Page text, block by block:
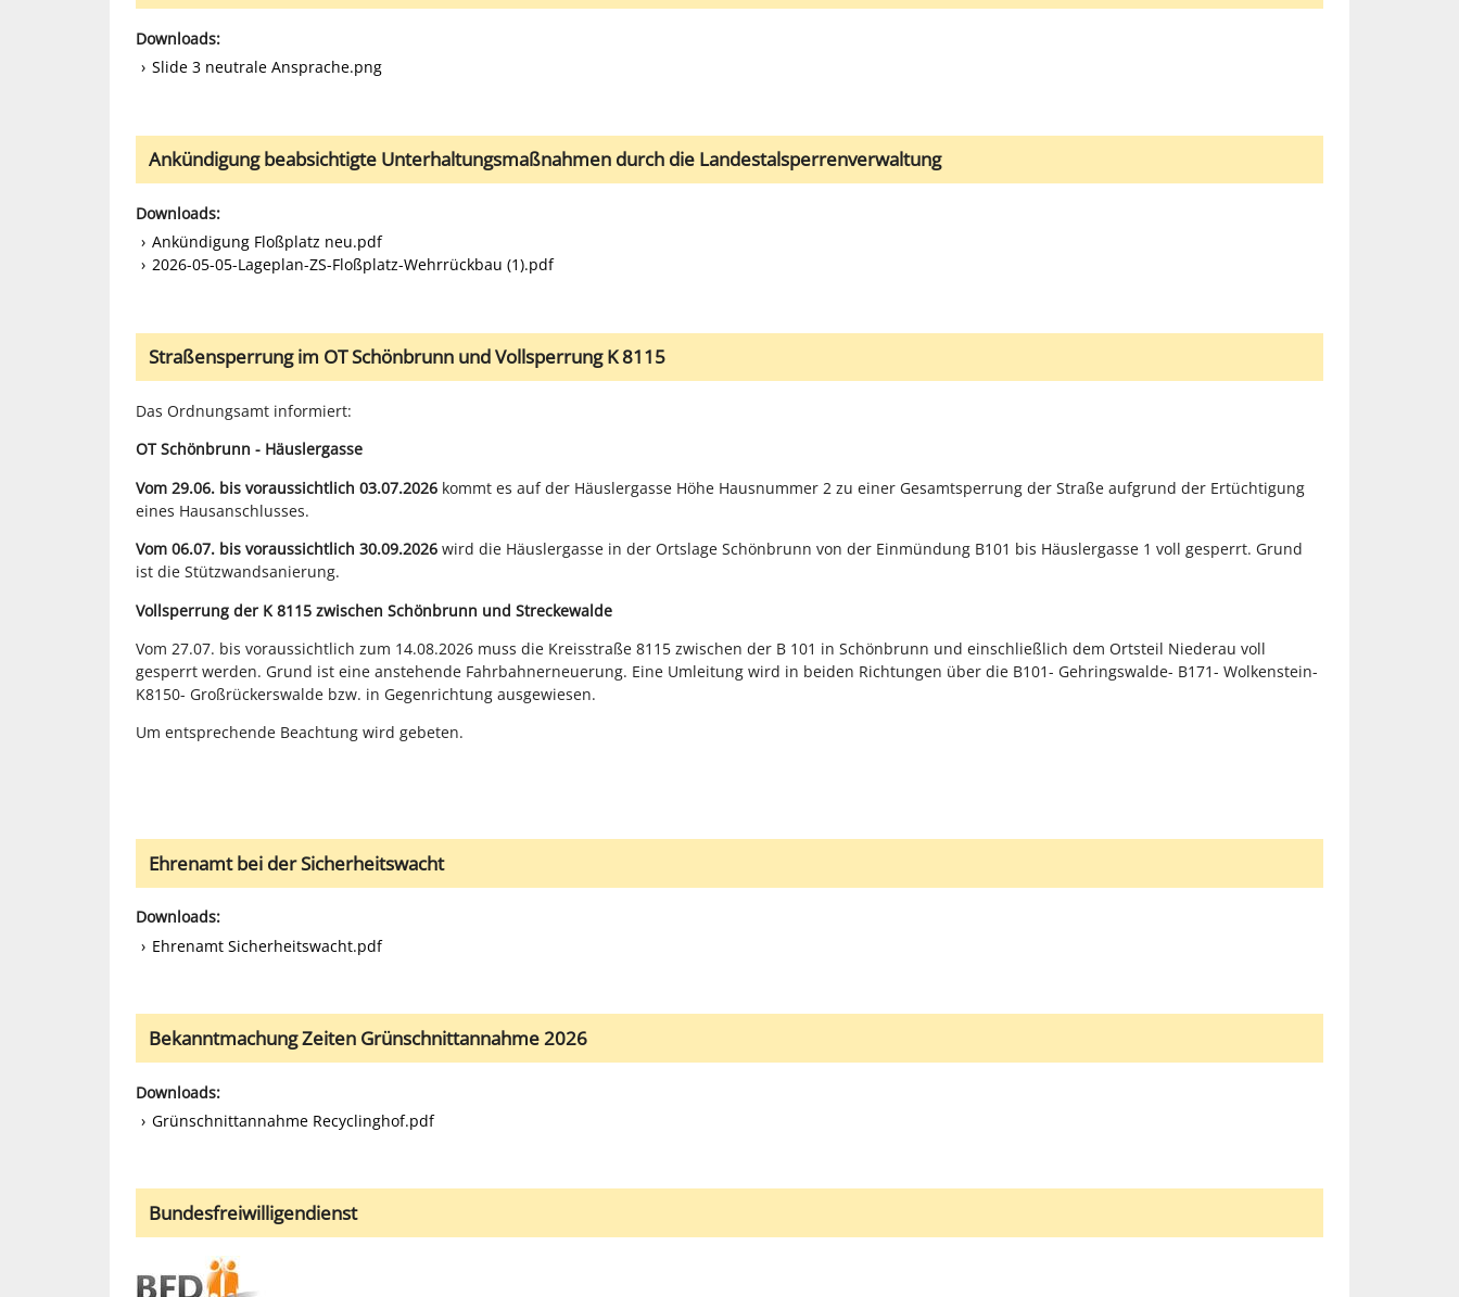
Downloads:
Slide 3 neutrale Ansprache.png
Ankündigung beabsichtigte Unterhaltungsmaßnahmen durch die Landestalsperrenverwaltung
Downloads:
Ankündigung Floßplatz neu.pdf
2026-05-05-Lageplan-ZS-Floßplatz-Wehrrückbau (1).pdf
Straßensperrung im OT Schönbrunn und Vollsperrung K 8115
Das Ordnungsamt informiert:
OT Schönbrunn - Häuslergasse
Vom 29.06. bis voraussichtlich 03.07.2026kommt es auf der Häuslergasse Höhe Hausnummer 2 zu einer Gesamtsperrung der Straße aufgrund der Ertüchtigung
eines Hausanschlusses.
Vom 06.07. bis voraussichtlich 30.09.2026 wird die Häuslergasse in der Ortslage Schönbrunn von der Einmündung B101 bis Häuslergasse 1 voll gesperrt. Grund
ist die Stützwandsanierung.
Vollsperrung der K 8115 zwischen Schönbrunn und Streckewalde
Vom 27.07. bis voraussichtlich zum 14.08.2026 muss die Kreisstraße 8115 zwischen der B 101 in Schönbrunn und einschließlich dem Ortsteil Niederau voll
gesperrt werden. Grund ist eine anstehende Fahrbahnerneuerung. Eine Umleitung wird in beiden Richtungen über die B101- Gehringswalde- B171- Wolkenstein-
K8150- Großrückerswalde bzw. in Gegenrichtung ausgewiesen.
Um entsprechende Beachtung wird gebeten.
Ehrenamt bei der Sicherheitswacht
Downloads:
Ehrenamt Sicherheitswacht.pdf
Bekanntmachung Zeiten Grünschnittannahme 2026
Downloads:
Grünschnittannahme Recyclinghof.pdf
Bundesfreiwilligendienst